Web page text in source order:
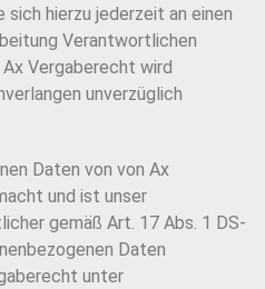
sich hierzu jederzeit an einen
Verantwortlichen
Vergaberecht wird
unverzüglich
Daten von von Ax
und ist unser
gemäß Art. 17 Abs. 1 DS-
Daten
unter